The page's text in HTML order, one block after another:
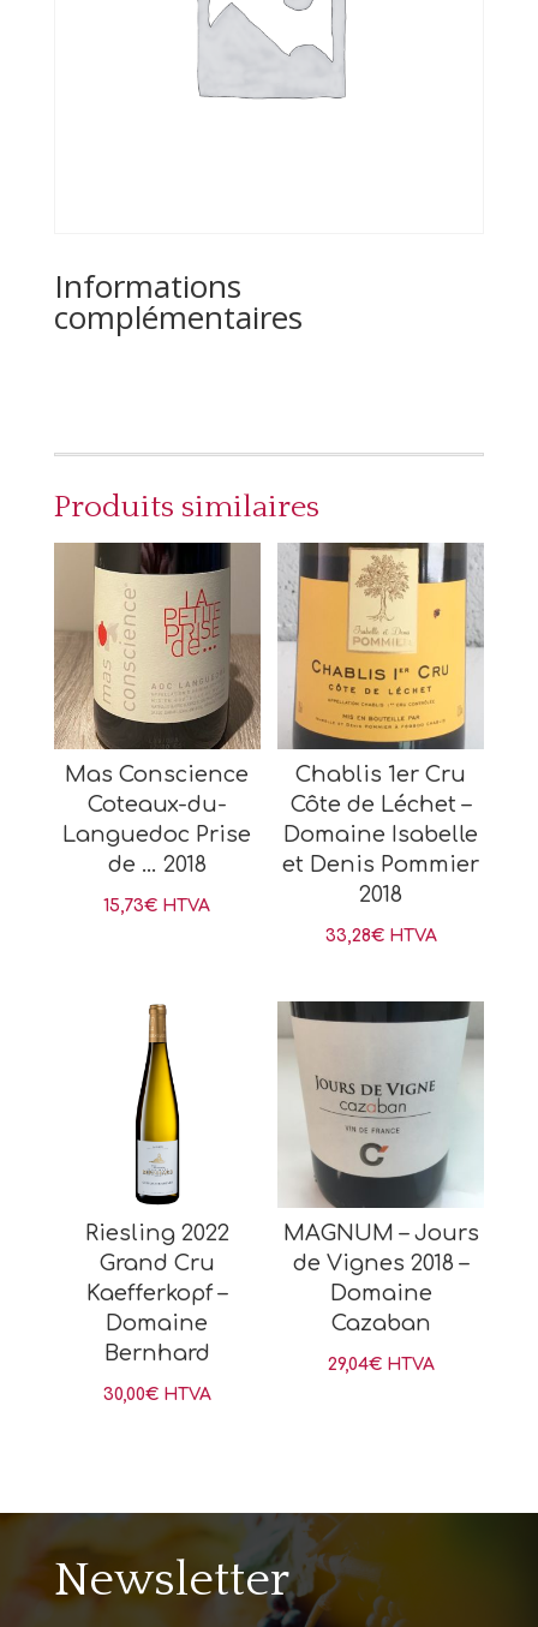
Informations
complémentaires
Produits similaires
Mas Conscience
Coteaux-du-
Languedoc Prise
de … 2018
15,73€ HTVA
Chablis 1er Cru
Côte de Léchet –
Domaine Isabelle
et Denis Pommier
2018
33,28€ HTVA
Riesling 2022
Grand Cru
Kaefferkopf –
Domaine
Bernhard
30,00€ HTVA
MAGNUM – Jours
de Vignes 2018 –
Domaine
Cazaban
29,04€ HTVA
Newsletter